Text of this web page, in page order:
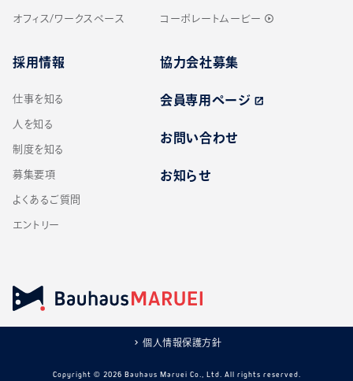
オフィス/ワークスペース コーポレートムービー play_circle_outline
採用情報
仕事を知る
人を知る
制度を知る
募集要項
よくあるご質問
エントリー
協力会社募集
会員専用ページ open_in_new
お問い合わせ
お知らせ
Copyright © 2026 Bauhaus Maruei Co., Ltd. All rights reserved.
個人情報保護方針